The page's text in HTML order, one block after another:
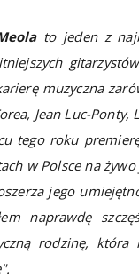
to jeden z
muzyczna
Jean Luc-
tego roku
w Polsce na
jego
naprawdę
rodzinę,